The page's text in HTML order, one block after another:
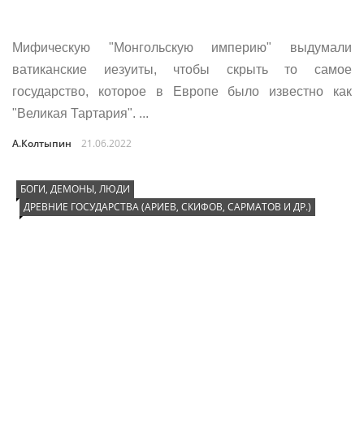
Мифическую "Монгольскую империю" выдумали
ватиканские иезуиты, чтобы скрыть то самое
государство, которое в Европе было известно как
"Великая Тартария". ...
А.Колтыпин 21.06.2022
БОГИ, ДЕМОНЫ, ЛЮДИ
ДРЕВНИЕ ГОСУДАРСТВА (АРИЕВ, СКИФОВ, САРМАТОВ И ДР.)